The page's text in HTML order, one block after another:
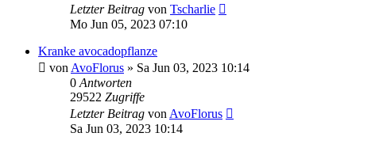
Letzter Beitrag von Tscharlie
Mo Jun 05, 2023 07:10
Kranke avocadopflanze
von AvoFlorus » Sa Jun 03, 2023 10:14
0 Antworten
29522 Zugriffe
Letzter Beitrag von AvoFlorus
Sa Jun 03, 2023 10:14